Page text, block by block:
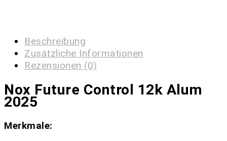
Beschreibung
Zusätzliche Informationen
Rezensionen (0)
Nox Future Control 12k Alum
2025
Merkmale: